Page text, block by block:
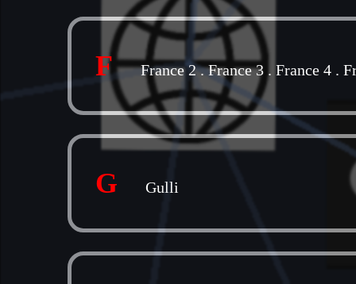
F France 2.France 3 . France 4 .
G Gulli